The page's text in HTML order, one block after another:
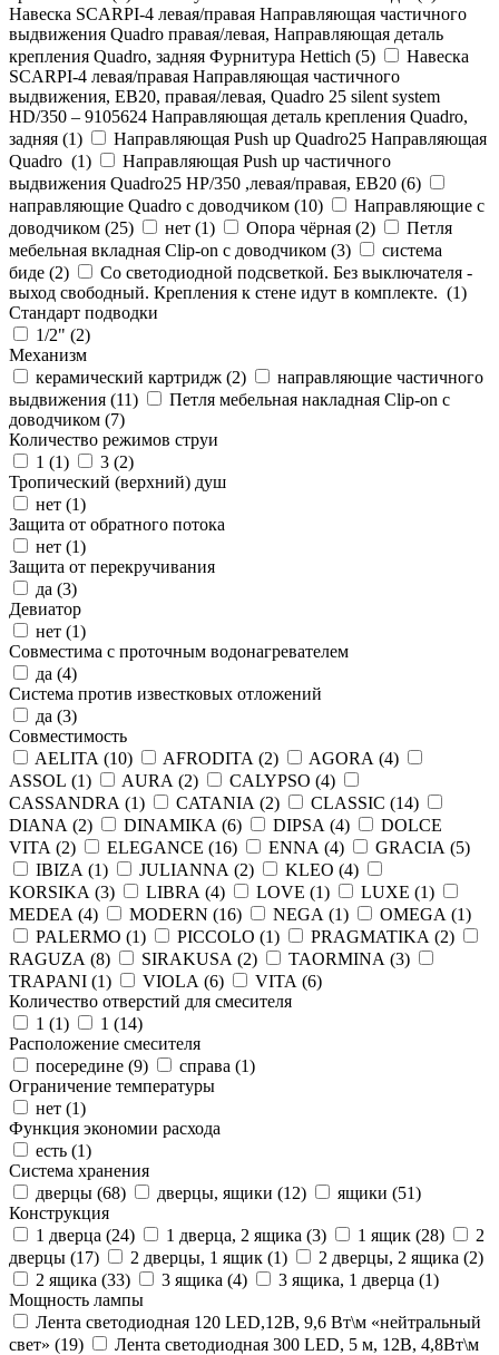
Навеска SCARPI-4 левая/правая Направляющая частичного
выдвижения Quadro правая/левая, Направляющая деталь
крепления Quadro, задняя Фурнитура Hettich (5)
Навеска
SCARPI-4 левая/правая Направляющая частичного
выдвижения, ЕВ20, правая/левая, Quadro 25 silent system
HD/350 – 9105624 Направляющая деталь крепления Quadro,
задняя (1)
Направляющая Push up Quadro25 Направляющая
Quadro (1)
Направляющая Push up частичного
выдвижения Quadro25 НР/350 ,левая/правая, ЕВ20 (6)
направляющие Quadro с доводчиком (10)
Направляющие с
доводчиком (25) нет (1) Опора чёрная (2)
Петля
мебельная вкладная Clip-on с доводчиком (3)
система
биде (2)
Со светодиодной подсветкой. Без выключателя -
выход свободный. Крепления к стене идут в комплекте. (1)
Стандарт подводки
1/2" (2)
Механизм
керамический картридж (2)
направляющие частичного
выдвижения (11)
Петля мебельная накладная Clip-on с
доводчиком (7)
Количество режимов струи
1 (1) 3 (2)
Тропический (верхний) душ
нет (1)
Защита от обратного потока
нет (1)
Защита от перекручивания
да (3)
Девиатор
нет (1)
Совместима с проточным водонагревателем
да (4)
Система против известковых отложений
да (3)
Совместимость
AELITA (10) AFRODITA (2) AGORA (4)
ASSOL (1) AURA (2) CALYPSO (4)
CASSANDRA (1) CATANIA (2) CLASSIC (14)
DIANA (2) DINAMIKA (6) DIPSA (4)
DOLCE
VITA (2) ELEGANCE (16) ENNA (4) GRACIA (5)
IBIZA (1) JULIANNA (2) KLEO (4)
KORSIKA (3) LIBRA (4) LOVE (1) LUXE (1)
MEDEA (4) MODERN (16) NEGA (1) OMEGA (1)
PALERMO (1) PICCOLO (1) PRAGMATIKA (2)
RAGUZA (8) SIRAKUSA (2) TAORMINA (3)
TRAPANI (1) VIOLA (6) VITA (6)
Количество отверстий для смесителя
1 (1) 1 (14)
Расположение смесителя
посередине (9) справа (1)
Ограничение температуры
нет (1)
Функция экономии расхода
есть (1)
Система хранения
дверцы (68) дверцы, ящики (12) ящики (51)
Конструкция
1 дверца (24) 1 дверца, 2 ящика (3) 1 ящик (28)
2
дверцы (17) 2 дверцы, 1 ящик (1) 2 дверцы, 2 ящика (2)
2 ящика (33) 3 ящика (4) 3 ящика, 1 дверца (1)
Мощность лампы
Лента светодиодная 120 LED,12В, 9,6 Вт\м «нейтральный
свет» (19)
Лента светодиодная 300 LED, 5 м, 12В, 4,8Вт\м